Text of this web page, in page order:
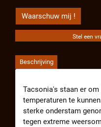
Waarschuw mij !
Stel een
Beschrijving
Tacsonia's staan er
temperaturen te
sterke onderstam
tegen extreme